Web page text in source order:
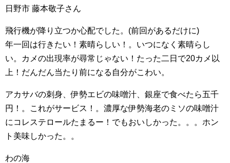
日野市 藤本敬子さん
飛行機が降り立つか心配でした。(前回があるだけに)
年一回は行きたい！素晴らしい！。いつになく素晴らし
い。カメの出現率が尋常じゃない！たった二日で20カメ以
上！だんだん当たり前になる自分がこわい。
アカサバの刺身、伊勢エビの味噌汁、銀座で食べたら五千
円！。これがサービス！。濃厚な伊勢海老のミソの味噌汁
にコレステロールたまるー！でもおいしかった。。。ホン
ト美味しかった。。
わの海